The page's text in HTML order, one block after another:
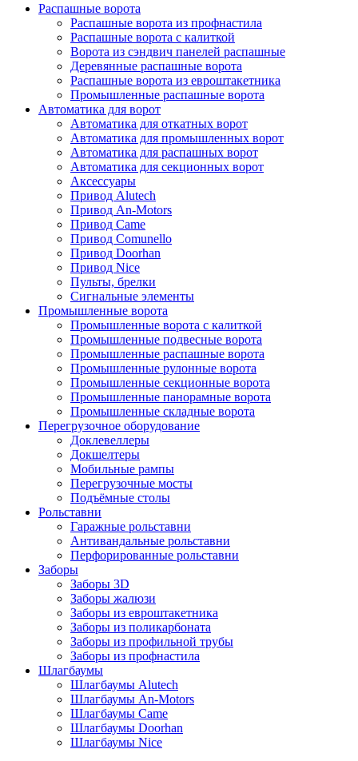
Распашные ворота
Распашные ворота из профнастила
Распашные ворота с калиткой
Ворота из сэндвич панелей распашные
Деревянные распашные ворота
Распашные ворота из евроштакетника
Промышленные распашные ворота
Автоматика для ворот
Автоматика для откатных ворот
Автоматика для промышленных ворот
Автоматика для распашных ворот
Автоматика для секционных ворот
Аксессуары
Привод Alutech
Привод An-Motors
Привод Came
Привод Comunello
Привод Doorhan
Привод Nice
Пульты, брелки
Сигнальные элементы
Промышленные ворота
Промышленные ворота с калиткой
Промышленные подвесные ворота
Промышленные распашные ворота
Промышленные рулонные ворота
Промышленные секционные ворота
Промышленные панорамные ворота
Промышленные складные ворота
Перегрузочное оборудование
Доклевеллеры
Докшелтеры
Мобильные рампы
Перегрузочные мосты
Подъёмные столы
Рольставни
Гаражные рольставни
Антивандальные рольставни
Перфорированные рольставни
Заборы
Заборы 3D
Заборы жалюзи
Заборы из евроштакетника
Заборы из поликарбоната
Заборы из профильной трубы
Заборы из профнастила
Шлагбаумы
Шлагбаумы Alutech
Шлагбаумы An-Motors
Шлагбаумы Came
Шлагбаумы Doorhan
Шлагбаумы Nice